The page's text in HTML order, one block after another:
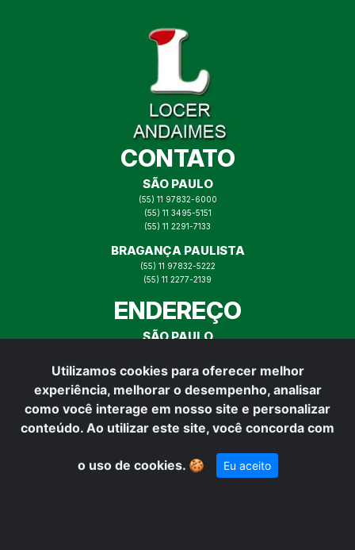
Utilizamos cookies para oferecer melhor
experiência, melhorar o desempenho, analisar
como você interage em nosso site e personalizar
conteúdo. Ao utilizar este site, você concorda com
o uso de cookies. 🍪 Eu aceito
CONTATO
SÃO PAULO
(55) 11 97832-6000
(55) 11 3495-5151
(55) 11 2291-7133
BRAGANÇA PAULISTA
(55) 11 97832-5222
(55) 11 2277-2139
ENDEREÇO
SÃO PAULO
BRAGANÇA PAULISTA
RUA PADRE VITOR N° 165,
REDES SOCIAIS